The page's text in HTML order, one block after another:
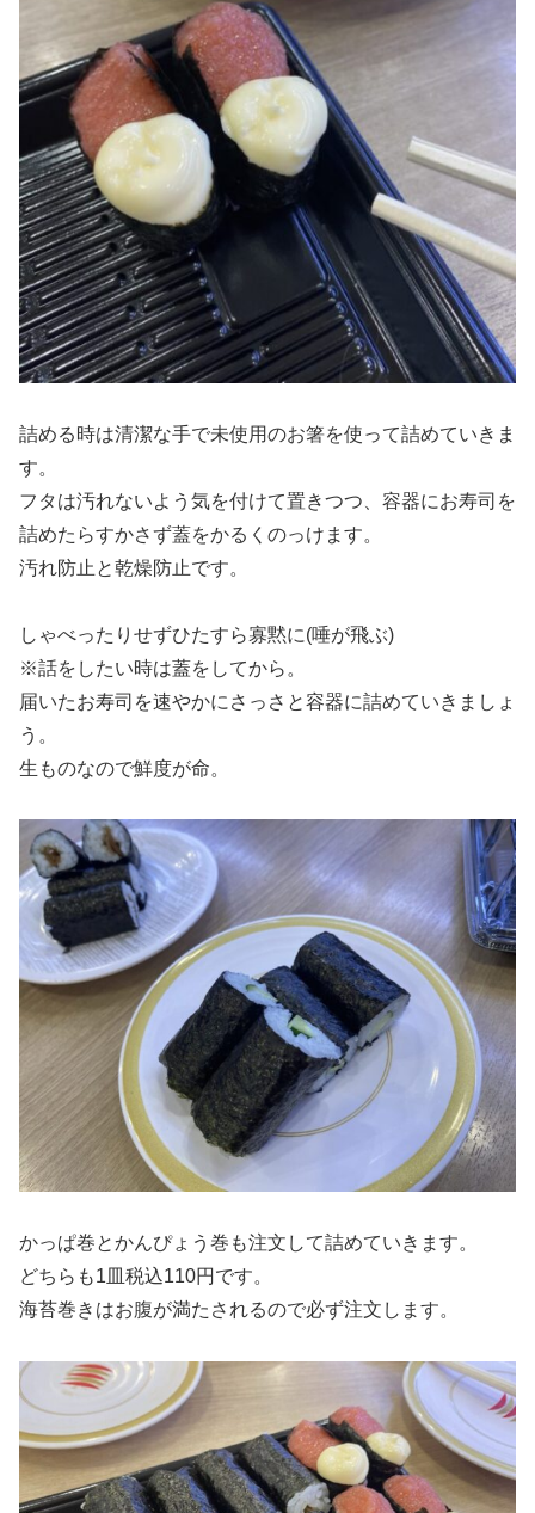
詰める時は清潔な手で未使用のお箸を使って詰めていきま
す。
フタは汚れないよう気を付けて置きつつ、容器にお寿司を
詰めたらすかさず蓋をかるくのっけます。
汚れ防止と乾燥防止です。
しゃべったりせずひたすら寡黙に(唾が飛ぶ)
※話をしたい時は蓋をしてから。
届いたお寿司を速やかにさっさと容器に詰めていきましょ
う。
生ものなので鮮度が命。
かっぱ巻とかんぴょう巻も注文して詰めていきます。
どちらも1皿税込110円です。
海苔巻きはお腹が満たされるので必ず注文します。